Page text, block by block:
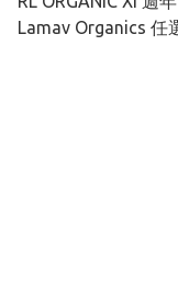
Lamav Organics 任